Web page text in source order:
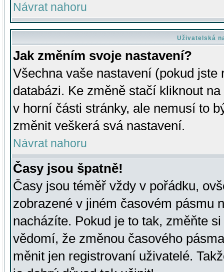
Návrat nahoru
Uživatelská
Jak změním svoje nastavení?
Všechna vaše nastavení (pokud
databázi. Ke změně stačí kliknout
v horní části stránky, ale nemusí to
změnit veškerá svá nastavení.
Návrat nahoru
Časy jsou špatně!
Časy jsou téměř vždy v pořádku,
zobrazené v jiném časovém pásmu
nacházíte. Pokud je to tak, změňte
vědomí, že změnou časového
měnit jen registrovaní uživatelé.